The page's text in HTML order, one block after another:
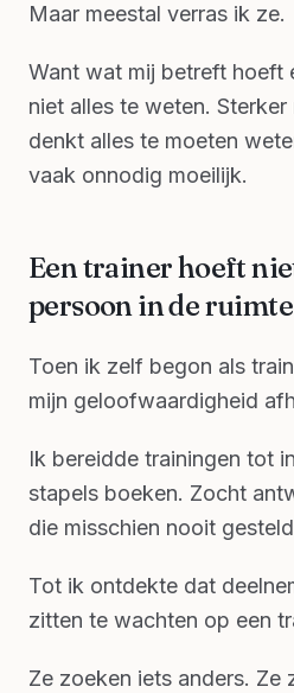
Maar meestal verras ik ze.
Want wat mij betreft hoeft
niet alles te weten.
denkt alles te moeten
vaak onnodig moeilijk.
Een trainer hoeft
persoon in de
Toen ik zelf begon als
mijn geloofwaardigheid
Ik bereidde trainingen tot
stapels boeken. Zocht
die misschien nooit
Tot ik ontdekte dat
zitten te wachten op een
Ze zoeken iets anders. Ze